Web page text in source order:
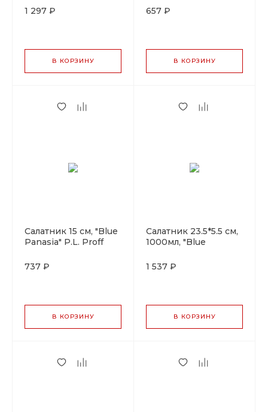
1 297 ₽
В КОРЗИНУ
657 ₽
В КОРЗИНУ
Салатник 15 см, "Blue
Panasia" P.L. Proff
737 ₽
В КОРЗИНУ
Салатник 23.5*5.5 см,
1000мл, "Blue
Cuisine
1 537 ₽
В КОРЗИНУ